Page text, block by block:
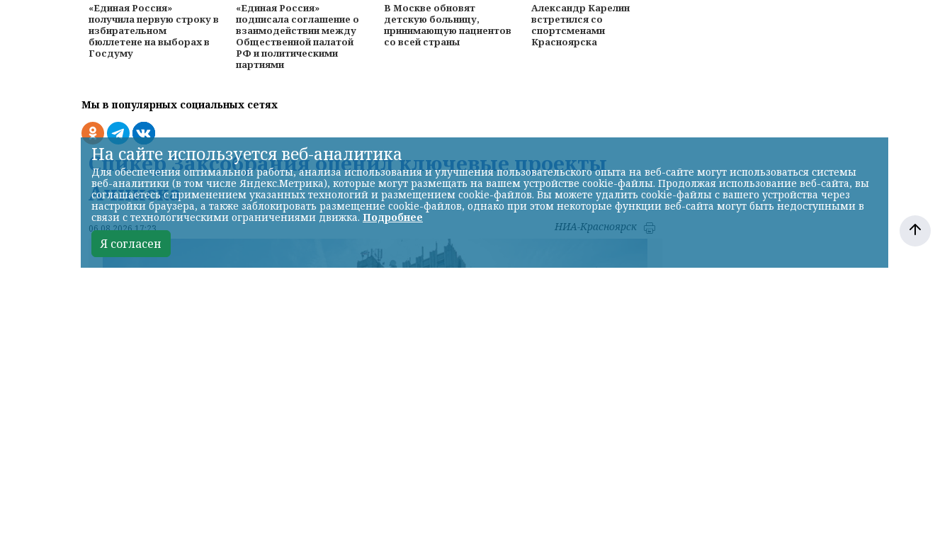
«Единая Россия»
получила первую строку в
избирательном
бюллетене на выборах в
Госдуму
«Единая Россия»
подписала соглашение о
взаимодействии между
Общественной палатой
РФ и политическими
партиями
В Москве обновят
детскую больницу,
принимающую пациентов
со всей страны
Александр Карелин
встретился со
спортсменами
Красноярска
Мы в популярных социальных сетях
Спикер Заксобрания оценил ключевые проекты
Ачинска
06.08.2026 17:23 НИА-Красноярск
На сайте используется веб-аналитика
Для обеспечения оптимальной работы, анализа использования и улучшения пользовательского опыта на веб-сайте могут использоваться системы
веб-аналитики (в том числе Яндекс.Метрика), которые могут размещать на вашем устройстве cookie-файлы. Продолжая использование веб-сайта, вы
соглашаетесь с применением указанных технологий и размещением cookie-файлов. Вы можете удалить cookie-файлы с вашего устройства через
настройки браузера, а также заблокировать размещение cookie-файлов, однако при этом некоторые функции веб-сайта могут быть недоступными в
связи с технологическими ограничениями движка. Подробнее
Я согласен